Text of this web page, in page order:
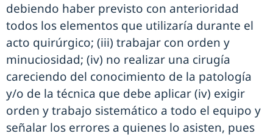
debiendo haber previsto con anterioridad
todos los elementos que utilizaría durante el
acto quirúrgico; (iii) trabajar con orden y
minuciosidad; (iv) no realizar una cirugía
careciendo del conocimiento de la patología
y/o de la técnica que debe aplicar (iv) exigir
orden y trabajo sistemático a todo el equipo y
señalar los errores a quienes lo asisten, pues